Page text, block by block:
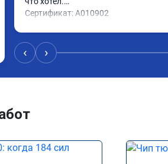
Сертификат: A010902
‹ ›